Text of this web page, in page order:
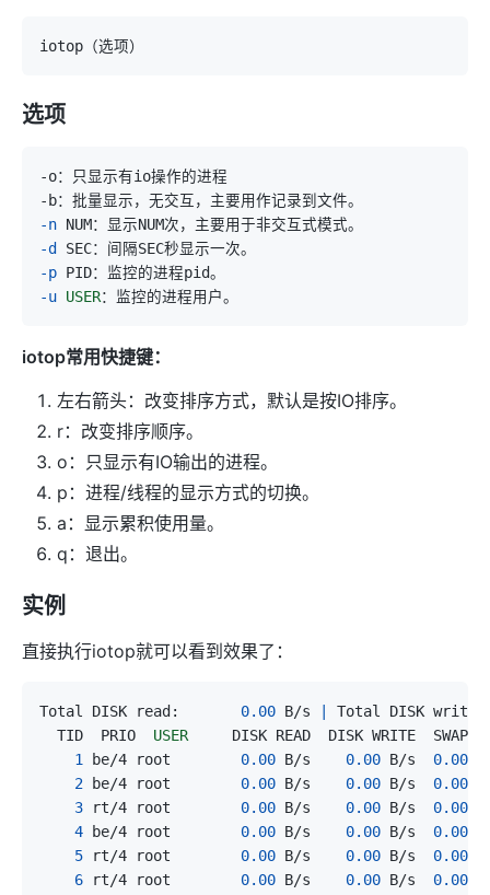
选项
-n
-d
-p
-u USER
iotop常用快捷键：
左右箭头：改变排序方式，默认是按IO排序。
r：改变排序顺序。
o：只显示有IO输出的进程。
p：进程/线程的显示方式的切换。
a：显示累积使用量。
q：退出。
实例
直接执行iotop就可以看到效果了：
Total DISK read: 0.00 B/s
Total DISK
  TID  PRIO
USER
DISK READ  DISK WRITE  SWAPIN
1
be/4 root 0.00 B/s 0.00 B/s 0.00
2 be/4 root 0.00 B/s 0.00 B/s 0.00
3 rt/4 root 0.00 B/s 0.00 B/s 0.00
4 be/4 root 0.00 B/s 0.00 B/s 0.00
5 rt/4 root 0.00 B/s 0.00 B/s 0.00
6 rt/4 root 0.00 B/s 0.00 B/s 0.00